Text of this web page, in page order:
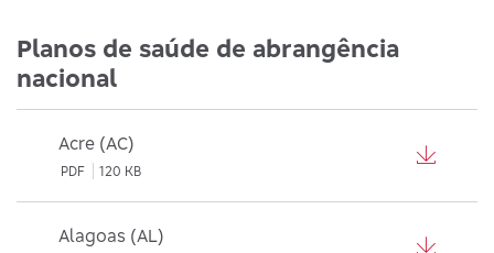
Planos de saúde de abrangência
nacional
Acre (AC)
PDF 120 KB
Alagoas (AL)